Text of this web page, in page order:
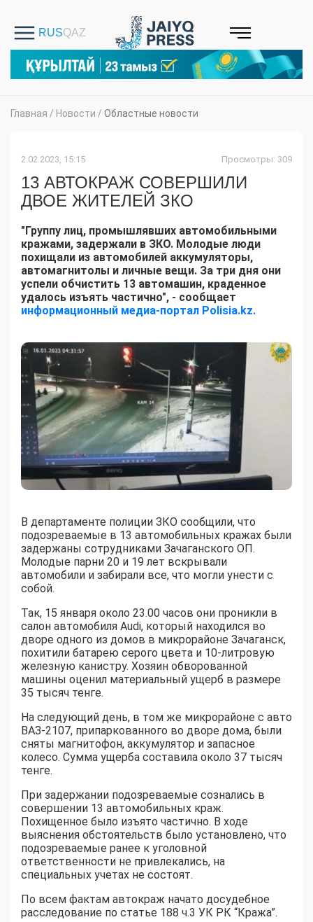
Главная / Новости / Областные новости
2.02.2023, 15:15 Просмотры: 309
13 АВТОКРАЖ СОВЕРШИЛИ
ДВОЕ ЖИТЕЛЕЙ ЗКО
"Группу лиц, промышлявших автомобильными
кражами, задержали в ЗКО. Молодые люди
похищали из автомобилей аккумуляторы,
автомагнитолы и личные вещи. За три дня они
успели обчистить 13 автомашин, краденное
удалось изъять частично", - сообщает
информационный медиа-портал Polisia.kz.
В департаменте полиции ЗКО сообщили, что
подозреваемые в 13 автомобильных кражах были
задержаны сотрудниками Зачаганского ОП.
Молодые парни 20 и 19 лет вскрывали
автомобили и забирали все, что могли унести с
собой.
Так, 15 января около 23.00 часов они проникли в
салон автомобиля Audi, который находился во
дворе одного из домов в микрорайоне Зачаганск,
похитили батарею серого цвета и 10-литровую
железную канистру. Хозяин обворованной
машины оценил материальный ущерб в размере
35 тысяч тенге.
На следующий день, в том же микрорайоне с авто
ВАЗ-2107, припаркованного во дворе дома, были
сняты магнитофон, аккумулятор и запасное
колесо. Сумма ущерба составила около 37 тысяч
тенге.
При задержании подозреваемые сознались в
совершении 13 автомобильных краж.
Похищенное было изъято частично. В ходе
выяснения обстоятельств было установлено, что
подозреваемые ранее к уголовной
ответственности не привлекались, на
специальных учетах не состоят.
По всем фактам автокраж начато досудебное
расследование по статье 188 ч.3 УК РК “Кража”.